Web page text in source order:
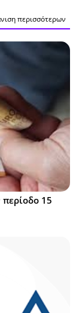
περισσότερων
15